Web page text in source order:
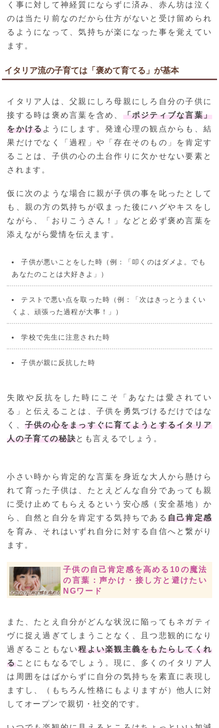
く事に対して神経質にならずに済み、赤ん坊は泣く
のは当たり前なのだから仕方がないと受け留められ
るようになって、気持ちが楽になった事を覚えてい
ます。
イタリア流の子育ては「褒めて育てる」が基本
イタリア人は、父親にしろ母親にしろ自分の子供に
接する時は褒め言葉を含め、 「ポジティブな言葉」
をかけるようにします。発達心理の観点からも、結
果だけでなく「過程」や「存在そのもの」を肯定す
ることは、子供の心の土台作りに欠かせない要素と
されます。
仮に次のような場合に親が子供の事を叱ったとして
も、親の方の気持ちが収まった後にハグやキスをし
ながら、「おりこうさん！」などと必ず褒め言葉を
添えながら愛情を伝えます。
子供が悪いことをした時（例：「叩くのはダメよ。でも
あなたのことは大好きよ」）
テストで悪い点を取った時（例：「次はきっとうまくい
くよ、頑張った過程が大事！」）
学校で先生に注意された時
子供が親に反抗した時
失敗や反抗をした時にこそ「あなたは愛されてい
る」と伝えることは、子供を勇気づけるだけではな
く、 子供の心をまっすぐに育てようとするイタリア
人の子育ての秘訣とも言えるでしょう。
小さい時から肯定的な言葉を身近な大人から懸けら
れて育った子供は、たとえどんな自分であっても親
に受け止めてもらえるという安心感（安全基地）か
ら、自然と自分を肯定する気持ちである 自己肯定感
を育み、それはいずれ自分に対する自信へと繋がり
ます。
子供の自己肯定感を高める10の魔法
の言葉：声かけ・接し方と避けたい
NGワード
また、たとえ自分がどんな状況に陥ってもネガティ
ヴに捉え過ぎてしまうことなく、且つ悲観的になり
過ぎることもない程よい楽観主義をもたらしてくれ
ることにもなるでしょう。現に、多くのイタリア人
は周囲をはばからずに自分の気持ちを素直に表現し
ますし、（もちろん性格にもよりますが）他人に対
してオープンで親切・社交的です。